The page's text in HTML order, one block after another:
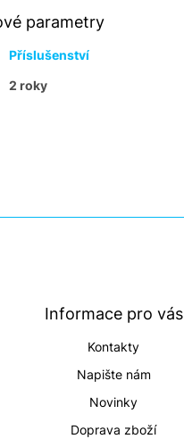
parametry
Příslušenství
2 roky
Informace pro vás
Kontakty
Napište nám
Novinky
Doprava zboží